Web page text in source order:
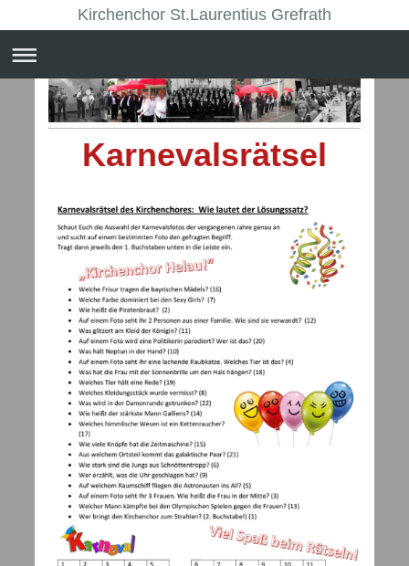
Kirchenchor St.Laurentius Grefrath
Karnevalsrätsel